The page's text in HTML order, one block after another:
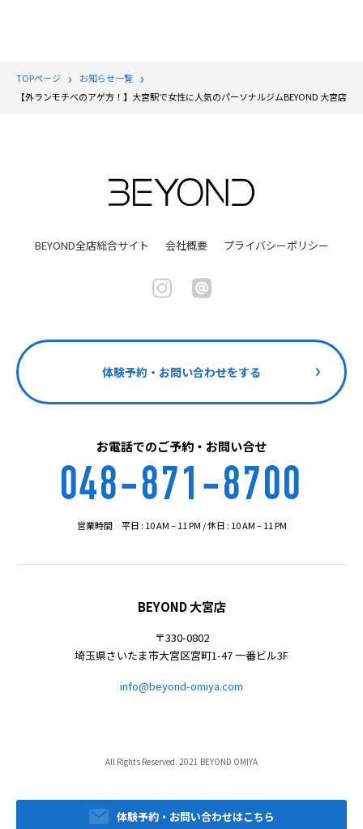
TOPページ
お知らせ一覧
【外ランモチベのアゲ方！】大宮駅で女性に人気のパーソナルジムBEYOND 大宮店
体験予約・お問い合わせはこちら
BEYOND全店総合サイト 会社概要 プライバシーポリシー
体験予約・お問い合わせをする
お電話でのご予約・お問い合せ
048-871-8700
営業時間 平日 : 10 AM – 11 PM / 休日 : 10 AM – 11 PM
BEYOND 大宮店
〒330-0802
埼玉県さいたま市大宮区宮町1-47 一番ビル3F
info@beyond-omiya.com
All Rights Reserved. 2021 BEYOND OMIYA